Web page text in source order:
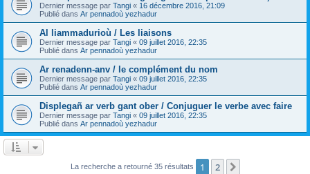
Dernier message par Tangi « 16 décembre 2016, 21:09
Publié dans Ar pennadoù yezhadur
Al liammadurioù / Les liaisons
Dernier message par Tangi « 09 juillet 2016, 22:35
Publié dans Ar pennadoù yezhadur
Ar renadenn-anv / le complément du nom
Dernier message par Tangi « 09 juillet 2016, 22:35
Publié dans Ar pennadoù yezhadur
Displegañ ar verb gant ober / Conjuguer le verbe avec faire
Dernier message par Tangi « 09 juillet 2016, 22:35
Publié dans Ar pennadoù yezhadur
La recherche a retourné 35 résultats 1 2